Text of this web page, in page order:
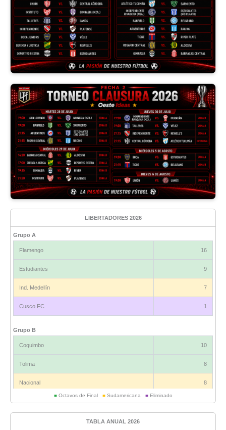
LIBERTADORES 2026
Grupo A
Flamengo 16
Estudiantes 9
Ind. Medellín 7
Cusco FC 1
Grupo B
Coquimbo 10
Tolima 8
Nacional 8
■Octavos de Final ■Sudamericana ■Eliminado
TABLA ANUAL 2026